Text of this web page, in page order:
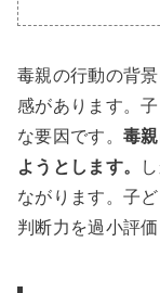
毒親の行動の背
感があります。
な要因です。 毒
ようとします。
ながります。子
判断力を過小評